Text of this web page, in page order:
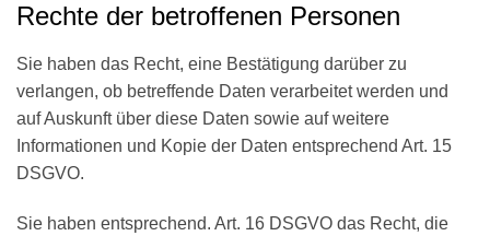
Rechte der betroffenen Personen
Sie haben das Recht, eine Bestätigung darüber zu
verlangen, ob betreffende Daten verarbeitet werden und
auf Auskunft über diese Daten sowie auf weitere
Informationen und Kopie der Daten entsprechend Art. 15
DSGVO.
Sie haben entsprechend. Art. 16 DSGVO das Recht, die